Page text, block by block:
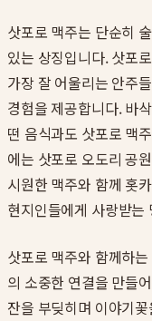
삿포로 맥주는 단순히
있는 상징입니다. 삿포
가장 잘 어울리는 안주
경험을 제공합니다. 바
떤 음식과도 삿포로 맥
에는 삿포로 오도리 공
시원한 맥주와 함께 홋
현지인들에게 사랑받는
삿포로 맥주와 함께하
의 소중한 연결을 만들
잔을 부딪히며 이야기